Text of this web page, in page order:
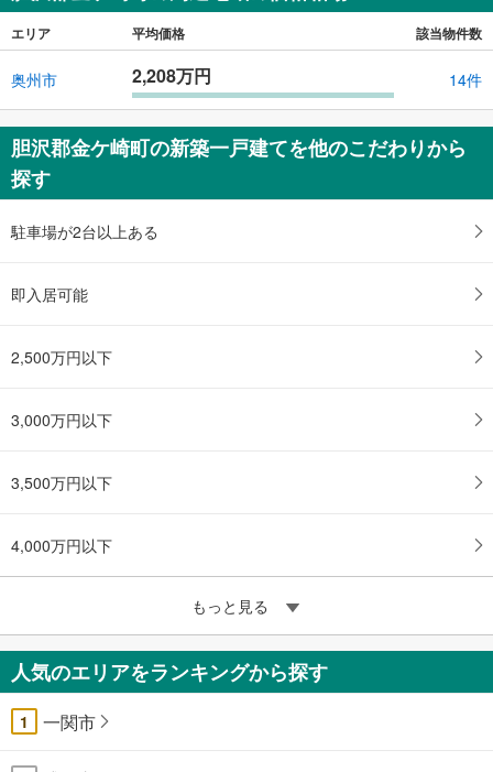
エリア 平均価格 該当物件数
奥州市 2,208万円 14件
胆沢郡金ケ崎町の新築一戸建てを他のこだわりから
探す
駐車場が2台以上ある
即入居可能
2,500万円以下
3,000万円以下
3,500万円以下
4,000万円以下
もっと見る
人気のエリアをランキングから探す
1 一関市